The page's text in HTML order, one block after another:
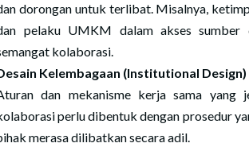
dorongan untuk terlibat. Misalnya,
pelaku UMKM dalam akses sumber
kolaborasi.
Kelembagaan (Institutional Design)
dan mekanisme kerja sama yang
perlu dibentuk dengan prosedur
merasa dilibatkan secara adil.